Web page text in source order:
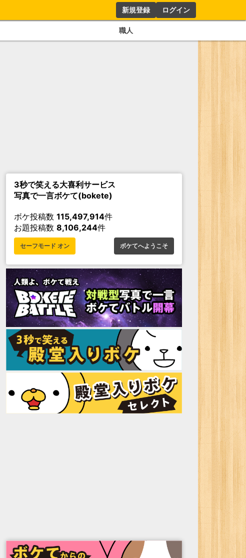
新規登録 ログイン
職人
3秒で笑える大喜利サービス
写真で一言ボケて(bokete)
ボケ投稿数 115,497,914件
お題投稿数 8,106,244件
セーフモード オン ボケてへようこそ